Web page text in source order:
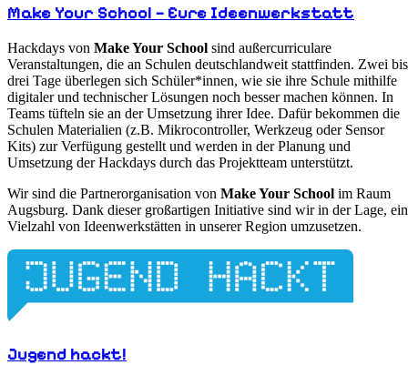
Make Your School – Eure Ideenwerkstatt
Hackdays von Make Your School sind außercurriculare
Veranstaltungen, die an Schulen deutschlandweit stattfinden. Zwei bis
drei Tage überlegen sich Schüler*innen, wie sie ihre Schule mithilfe
digitaler und technischer Lösungen noch besser machen können. In
Teams tüfteln sie an der Umsetzung ihrer Idee. Dafür bekommen die
Schulen Materialien (z.B. Mikrocontroller, Werkzeug oder Sensor
Kits) zur Verfügung gestellt und werden in der Planung und
Umsetzung der Hackdays durch das Projektteam unterstützt.
Wir sind die Partnerorganisation von Make Your School im Raum
Augsburg. Dank dieser großartigen Initiative sind wir in der Lage,
Vielzahl von Ideenwerkstätten in unserer Region umzusetzen.
Jugend hackt!